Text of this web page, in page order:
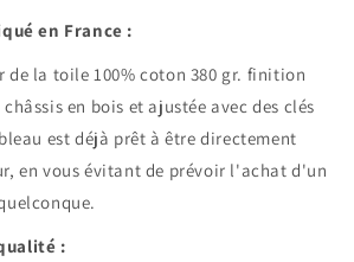
en France :
de la toile 100% coton 380 gr. finition
en bois et ajustée avec des clés
est déjà prêt à être directement
en vous évitant de prévoir l'achat d'un
: